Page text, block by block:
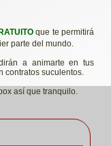
que te permitirá
parte del mundo.
a animarte en tus
contratos suculentos.
así que tranquilo.